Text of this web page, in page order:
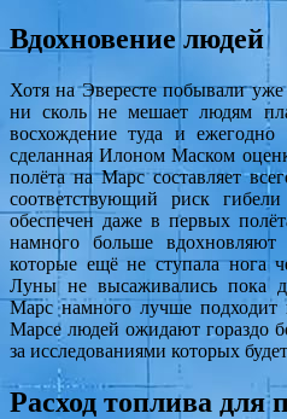
Вдохновение людей
Хотя на Эвересте побывали
ни сколь не мешает людям
восхождение туда и ежегодно
сделанная Илоном Маском
полёта на Марс составляет
соответствующий риск
обеспечен даже в первых
намного больше вдохновляют
которые ещё не ступала нога
Луны не высаживались пока
Марс намного лучше подходит
Марсе людей ожидают гораздо
за исследованиями которых
Расход топлива для